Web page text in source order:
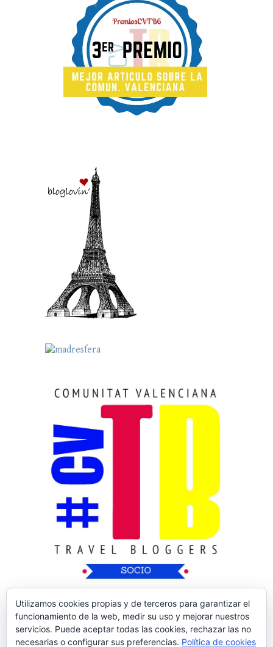
Utilizamos cookies propias y de terceros para garantizar el
funcionamiento de la web, medir su uso y mejorar nuestros
servicios. Puede aceptar todas las cookies, rechazar las no
necesarias o configurar sus preferencias. Política de cookies